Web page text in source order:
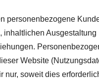
personenbezogene
inhaltlichen Ausgestaltung
Website
nur, soweit dies